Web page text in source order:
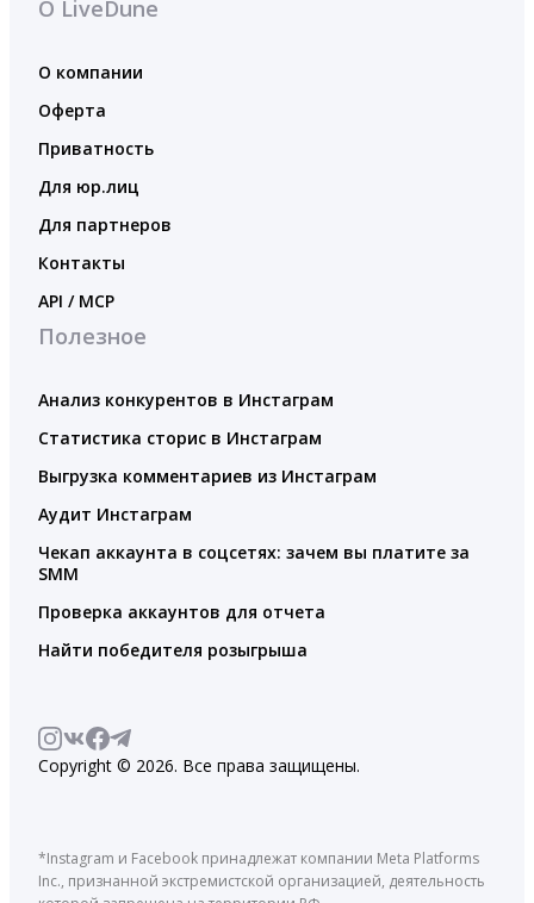
О LiveDune
О компании
Оферта
Приватность
Для юр.лиц
Для партнеров
Контакты
API / MCP
Полезное
Анализ конкурентов в Инстаграм
Статистика сторис в Инстаграм
Выгрузка комментариев из Инстаграм
Аудит Инстаграм
Чекап аккаунта в соцсетях: зачем вы платите за
SMM
Проверка аккаунтов для отчета
Найти победителя розыгрыша
Copyright © 2026. Все права защищены.
*Instagram и Facebook принадлежат компании Meta Platforms
Inc., признанной экстремистской организацией, деятельность